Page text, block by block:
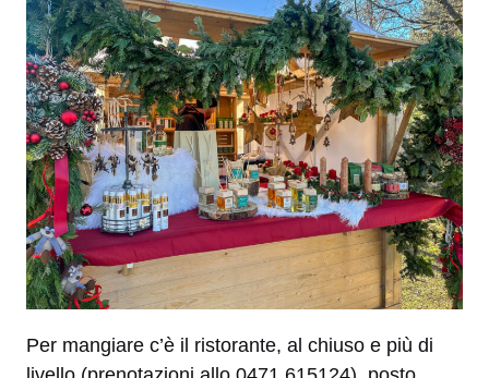
Per mangiare c’è il ristorante, al chiuso e più di